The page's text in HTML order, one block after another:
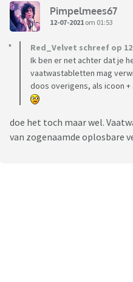
Pimpelmees67
12-07-2021 om 01:53
Red_Velvet schreef op
Ik ben er net achter dat je
vaatwastabletten mag
doos overigens, als icoon
doe het toch maar wel.
van zogenaamde oplosbare